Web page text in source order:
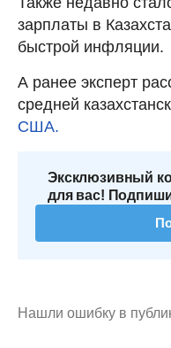
зарплаты в
быстрой инфляции.
А ранее эксперт
средней
США.
Эксклюзивный
для вас!
Нашли ошибку в